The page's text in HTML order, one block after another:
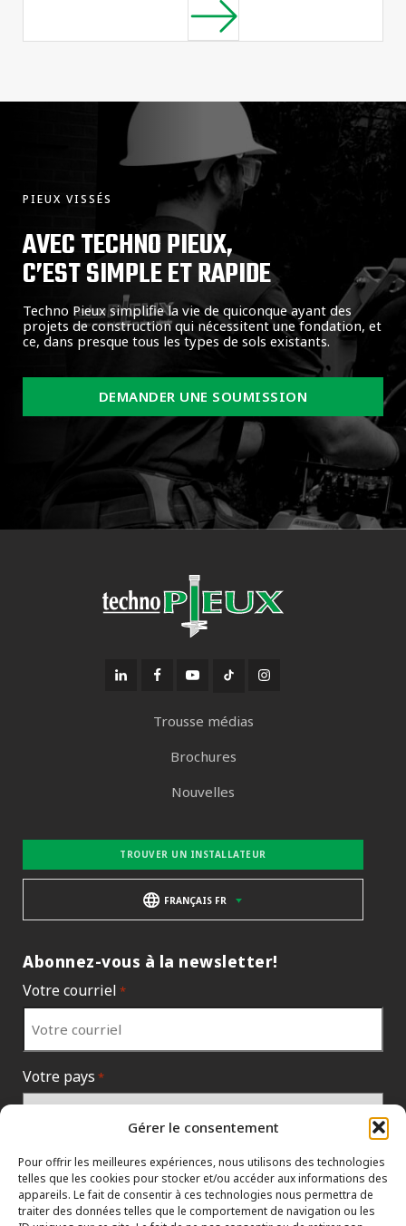
Gérer le consentement
Pour offrir les meilleures expériences, nous utilisons des technologies
telles que les cookies pour stocker et/ou accéder aux informations des
appareils. Le fait de consentir à ces technologies nous permettra de
traiter des données telles que le comportement de navigation ou les
PIEUX VISSÉS
AVEC TECHNO PIEUX,
C’EST SIMPLE ET RAPIDE
Techno Pieux simplifie la vie de quiconque ayant des
projets de construction qui nécessitent une fondation, et
ce, dans presque tous les types de sols existants.
DEMANDER UNE SOUMISSION
Trousse médias
Brochures
Nouvelles
TROUVER UN INSTALLATEUR
FRANÇAIS FR
Abonnez-vous à la newsletter!
Votre courriel *
Votre pays *